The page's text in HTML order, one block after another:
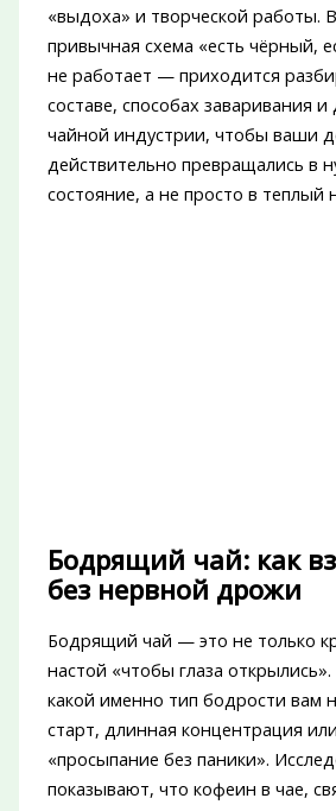
«выдоха» и творческой работы.
привычная схема «есть чёрный,
не работает — приходится
составе, способах заваривания
чайной индустрии, чтобы ваши
действительно превращались в
состояние, а не просто в теплый
Бодрящий чай: как
без нервной дрожи
Бодрящий чай — это не только
настой «чтобы глаза
какой именно тип бодрости вам
старт, длинная концентрация
«просыпание без паники».
показывают, что кофеин в чае,